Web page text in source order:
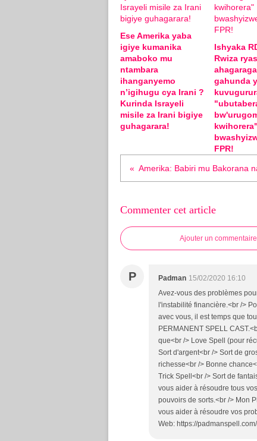
Ese Amerika yaba
igiye kumanika
amaboko mu
ntambara
ihanganyemo
n’igihugu cya Irani ?
Kurinda Israyeli
misile za Irani bigiye
guhagarara!
Ishyaka
Rwiza
gahunda
kwihorera"
FPR!
Commenter cet article
Ajouter un commentaire
P Padman 15/02/2020 16:10
Avez-vous des problèmes
l'instabilité financière.<br />
avec vous, il est temps que
PERMANENT SPELL
que<br /> Love Spell (pour
Sort d'argent<br /> Sort de
richesse<br /> Bonne
Trick Spell<br /> Sort de
vous aider à résoudre tous
pouvoirs de sorts.<br /> Mon
vous aider à résoudre vos
Web: https://